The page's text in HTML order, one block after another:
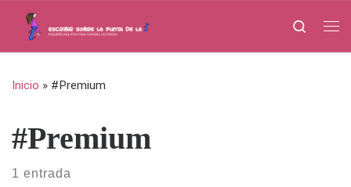
Saltar al contenido
Search
Inicio » #Premium
#Premium
1 entrada